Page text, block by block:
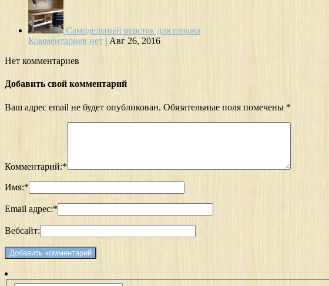
Самодельный верстак для гаража
Комментариев нет | Авг 26, 2016
Нет комментариев
Добавить свой комментарий
Ваш адрес email не будет опубликован. Обязательные поля помечены *
Комментарий:*
Имя:*
Email адрес:*
Вебсайт: